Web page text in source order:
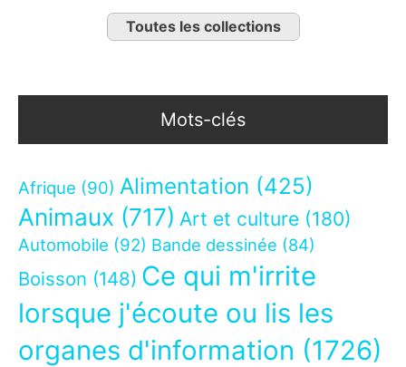
Toutes les collections
Mots-clés
Afrique (90) Alimentation (425)
Animaux (717) Art et culture (180)
Automobile (92) Bande dessinée (84)
Boisson (148) Ce qui m'irrite
lorsque j'écoute ou lis les
organes d'information (1726)